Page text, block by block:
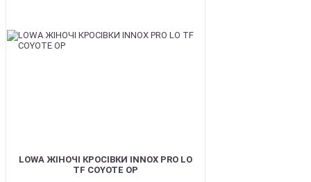
LOWA ЖІНОЧІ КРОСІВКИ INNOX PRO LO
TF COYOTE OP